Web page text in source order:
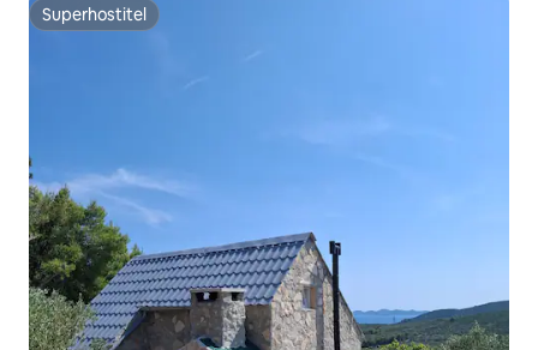
Superhostiteľ
Superhostiteľ